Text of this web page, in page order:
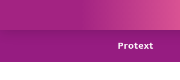
Protext